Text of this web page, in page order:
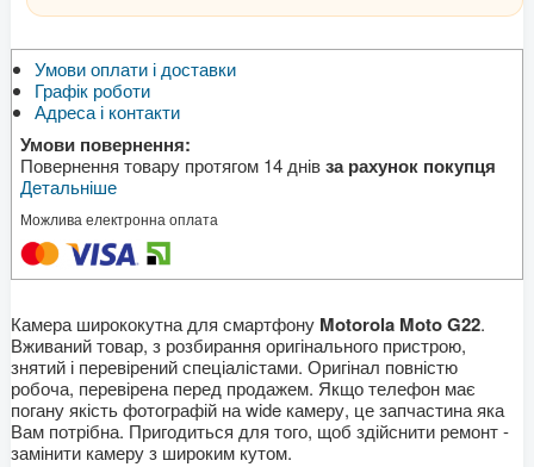
Умови оплати і доставки
Графік роботи
Адреса і контакти
Умови повернення:
Повернення товару протягом 14 днівза рахунок покупця
Детальніше
Можлива електронна оплата
Камера ширококутна для смартфону Motorola Moto G22.
Вживаний товар, з розбирання оригінального пристрою,
знятий і перевірений спеціалістами. Оригінал повністю
робоча, перевірена перед продажем. Якщо телефон має
погану якість фотографій на wide камеру, це запчастина яка
Вам потрібна. Пригодиться для того, щоб здійснити ремонт -
замінити камеру з широким кутом.